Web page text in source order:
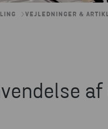
VEJLEDNINGER &